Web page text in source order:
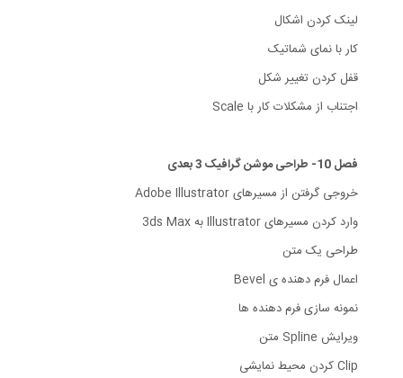
لینک کردن اشکال
کار با نمای شماتیک
قفل کردن تغییر شکل
اجتناب از مشکلات کار با Scale
فصل 10- طراحی موشن گرافیک 3 بعدی
خروجی گرفتن از مسیرهای Adobe Illustrator
وارد کردن مسیرهای Illustrator به 3ds Max
طراحی یک متن
اعمال فرم دهنده ی Bevel
نمونه سازی فرم دهنده ها
ویرایش Spline متن
Clip کردن محیط نمایشی